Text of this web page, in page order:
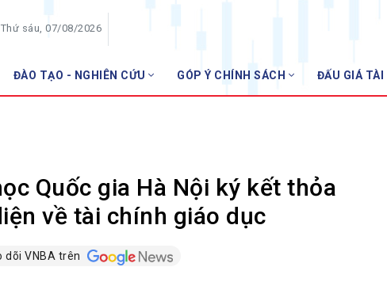
Thứ sáu, 07/08/2026
ĐÀO TẠO - NGHIÊN CỨU GÓP Ý CHÍNH SÁCH ĐẤU GIÁ TÀI
30 năm VNBA
Bản tin Tuần VNBA
Tin Hội viên
ngành ngân hàng
Quốc gia Hà Nội ký kết thỏa
về tài chính giáo dục
dõi VNBA trên